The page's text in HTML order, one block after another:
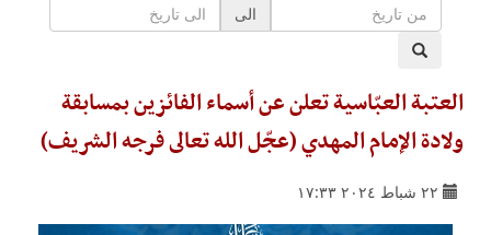
الى
العتبة العبّاسية تعلن عن أسماء الفائزين بمسابقة
ولادة الإمام المهدي (عجّل الله تعالى فرجه الشريف)
٢٢ شباط ٢٠٢٤ ١٧:٣٣